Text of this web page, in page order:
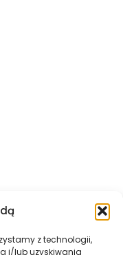
z technologii,
i/lub uzyskiwania